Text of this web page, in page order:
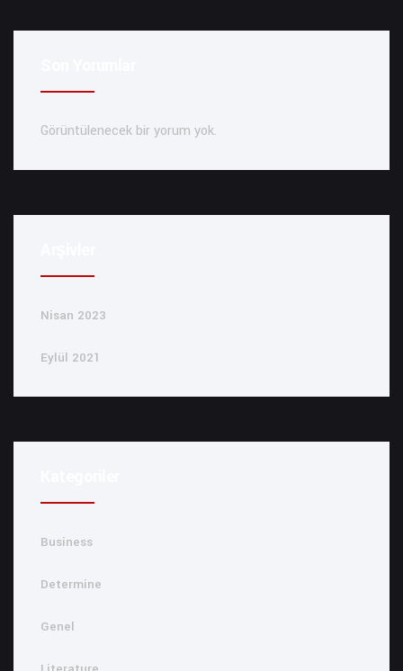
Görüntülenecek bir yorum yok.
Nisan 2023
Eylül 2021
Business
Determine
Genel